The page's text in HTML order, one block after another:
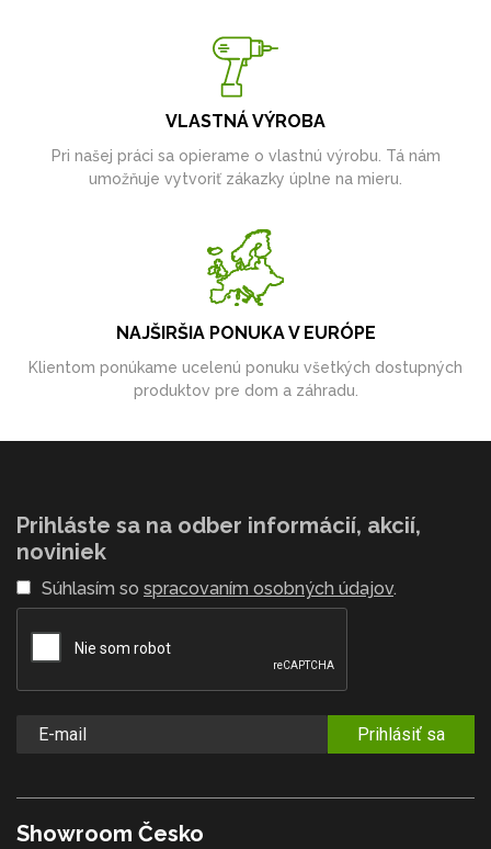
VLASTNÁ VÝROBA
Pri našej práci sa opierame o vlastnú výrobu. Tá nám
umožňuje vytvoriť zákazky úplne na mieru.
NAJŠIRŠIA PONUKA V EURÓPE
Klientom ponúkame ucelenú ponuku všetkých dostupných
produktov pre dom a záhradu.
Prihláste sa na odber informácií, akcií,
noviniek
Súhlasím so spracovaním osobných údajov.
Prihlásiť sa
Showroom Česko